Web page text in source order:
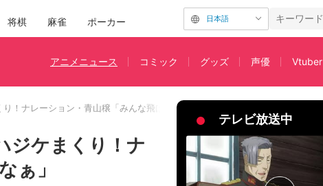
将棋 麻雀 ポーカー 日本語
アニメニュース コミック グッズ 声優 Vtuber
！ナレーション・青山穣「みんな飛ばすなぁ」
ジケまくり！ナ
ぁ」
テレビ放送中